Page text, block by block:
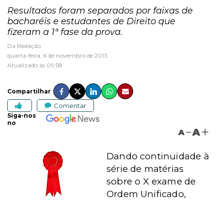
Resultados foram separados por faixas de
bacharéis e estudantes de Direito que
fizeram a 1ª fase da prova.
Da Redação
quarta-feira, 6 de novembro de 2013
Atualizado às 09:58
Compartilhar
Comentar
Siga-nos
no
A A
Dando continuidade à
série de matérias
sobre o X exame de
Ordem Unificado,